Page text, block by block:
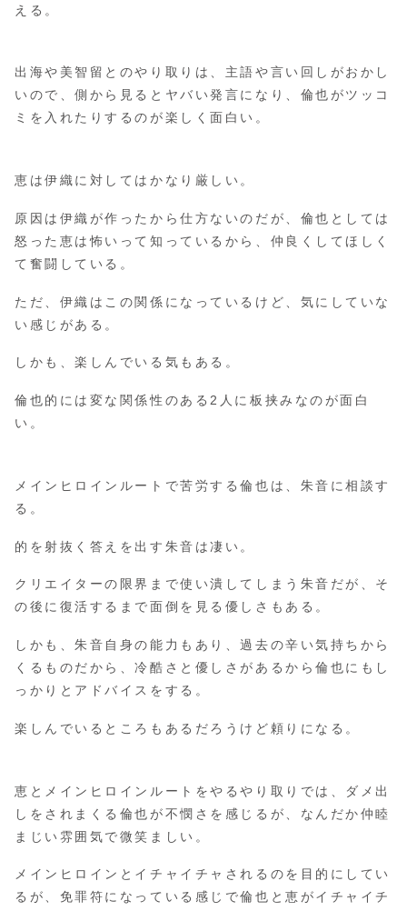
える。
出海や美智留とのやり取りは、主語や言い回しがおかし
いので、側から見るとヤバい発言になり、倫也がツッコ
ミを入れたりするのが楽しく面白い。
恵は伊織に対してはかなり厳しい。
原因は伊織が作ったから仕方ないのだが、倫也としては
怒った恵は怖いって知っているから、仲良くしてほしく
て奮闘している。
ただ、伊織はこの関係になっているけど、気にしていな
い感じがある。
しかも、楽しんでいる気もある。
倫也的には変な関係性のある2人に板挟みなのが面白
い。
メインヒロインルートで苦労する倫也は、朱音に相談す
る。
的を射抜く答えを出す朱音は凄い。
クリエイターの限界まで使い潰してしまう朱音だが、そ
の後に復活するまで面倒を見る優しさもある。
しかも、朱音自身の能力もあり、過去の辛い気持ちから
くるものだから、冷酷さと優しさがあるから倫也にもし
っかりとアドバイスをする。
楽しんでいるところもあるだろうけど頼りになる。
恵とメインヒロインルートをやるやり取りでは、ダメ出
しをされまくる倫也が不憫さを感じるが、なんだか仲睦
まじい雰囲気で微笑ましい。
メインヒロインとイチャイチャされるのを目的にしてい
るが、免罪符になっている感じで倫也と恵がイチャイチ